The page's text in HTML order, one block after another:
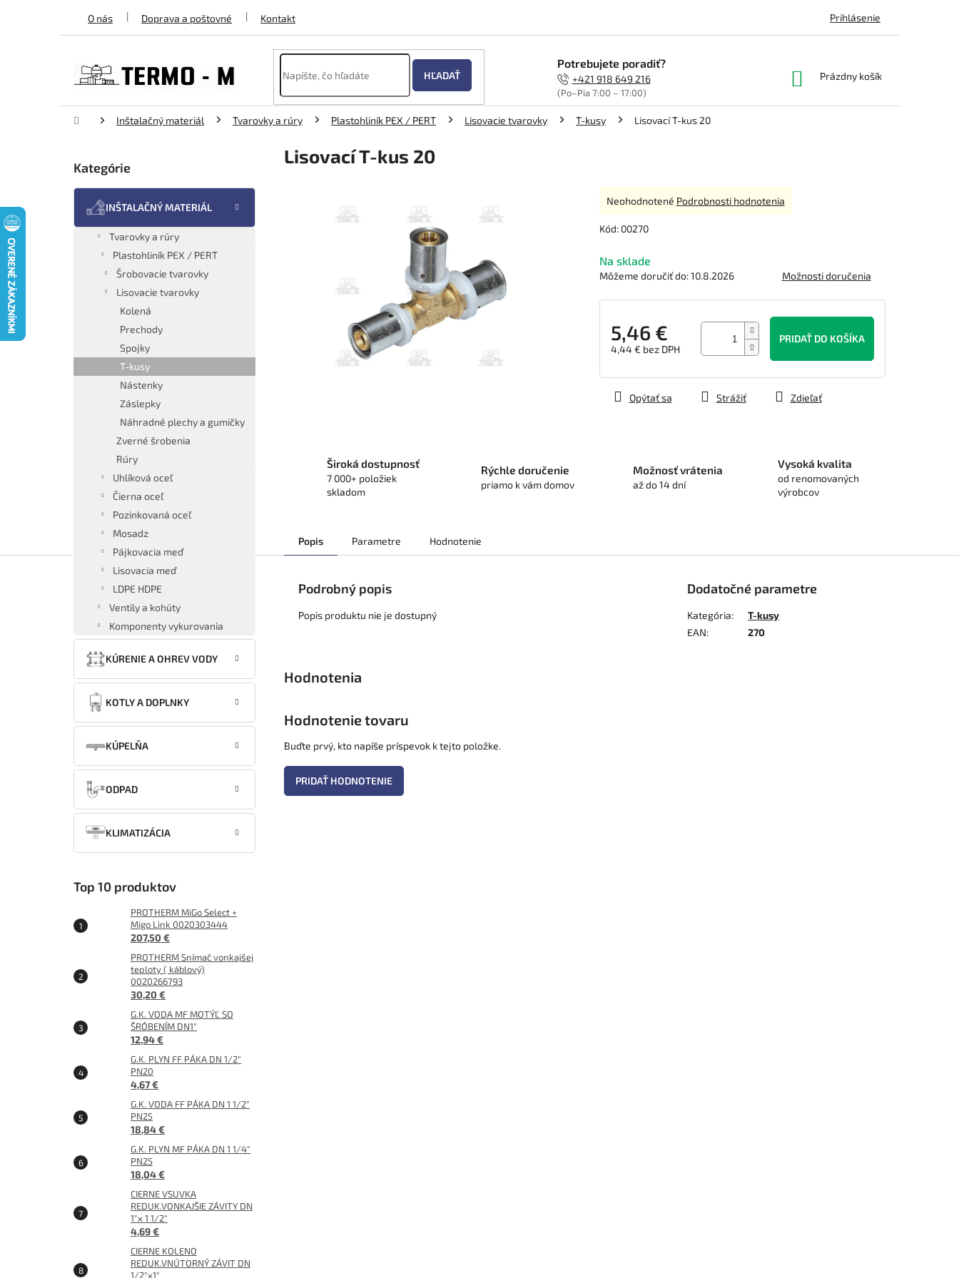
O nás Doprava a poštovné Kontakt Prihlásenie
HĽADAŤ
Potrebujete poradiť?
+421 918 649 216
(Po–Pia 7:00 – 17:00)
NÁKUPNÝ
Prázdny košík
DomovInštalačný materiál Tvarovky a rúry Plastohliník PEX / PERT Lisovacie tvarovky T-kusy Lisovací T-kus 20
Preskočiť
Kategórie
INŠTALAČNÝ MATERIÁL
Tvarovky a rúry
Plastohliník PEX / PERT
Šrobovacie tvarovky
Lisovacie tvarovky
Kolená
Prechody
Spojky
T-kusy
Nástenky
Záslepky
Náhradné plechy a gumičky
Zverné šrobenia
Rúry
Uhlíková oceľ
Čierna oceľ
Pozinkovaná oceľ
Mosadz
Pájkovacia meď
Lisovacia meď
LDPE HDPE
Ventily a kohúty
Komponenty vykurovania
KÚRENIE A OHREV VODY
KOTLY A DOPLNKY
KÚPELŇA
ODPAD
KLIMATIZÁCIA
Top 10 produktov
PROTHERM MiGo Select +
Migo Link 0020303444
207,50 €
PROTHERM Snímač vonkajšej
teploty ( káblový)
0020266793
30,20 €
G.K. VODA MF MOTÝĽ SO
ŠRÓBENÍM DN1"
12,94 €
G.K. PLYN FF PÁKA DN 1/2"
PN20
4,67 €
G.K. VODA FF PÁKA DN 1 1/2"
PN25
18,84 €
G.K. PLYN MF PÁKA DN 1 1/4"
PN25
18,04 €
CIERNE VSUVKA
REDUK.VONKAJŠIE ZÁVITY DN
1"x 1 1/2"
4,69 €
CIERNE KOLENO
REDUK.VNÚTORNÝ ZÁVIT DN
1/2"x1"
Lisovací T-kus 20
Kód: 00270
Na sklade
Môžeme doručiť do: 10.8.2026 Možnosti doručenia
5,46 €
4,44 € bez DPH
PRIDAŤ DO KOŠÍKA
Opýtať sa Strážiť Zdieľať
Priemerné
produktu
0,0
z
5
Neohodnotené Podrobnosti hodnotenia
Široká dostupnosť
7 000+ položiek
skladom
Rýchle doručenie
priamo k vám domov
Možnosť vrátenia
až do 14 dní
Vysoká kvalita
od renomovaných
výrobcov
Popis Parametre Hodnotenie
Podrobný popis
Popis produktu nie je dostupný
Dodatočné parametre
Kategória:
T-kusy
EAN: 270
Hodnotenie tovaru
Buďte prvý, kto napíše príspevok k tejto položke.
PRIDAŤ HODNOTENIE